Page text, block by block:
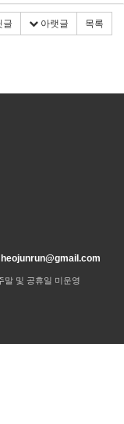
글 아랫글 목록
heojunrun@gmail.com
말 및 공휴일 미운영